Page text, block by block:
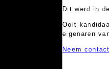
Dit werd in
Ooit
eigenaren
Neem